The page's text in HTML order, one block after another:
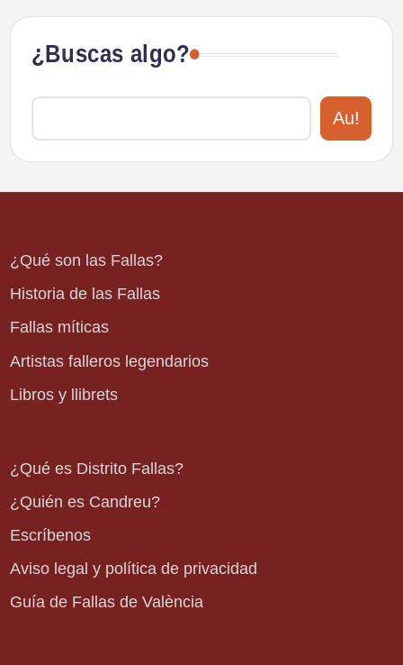
¿Buscas algo?
Au!
¿Qué son las Fallas?
Historia de las Fallas
Fallas míticas
Artistas falleros legendarios
Libros y llibrets
¿Qué es Distrito Fallas?
¿Quién es Candreu?
Escríbenos
Aviso legal y política de privacidad
Guía de Fallas de València